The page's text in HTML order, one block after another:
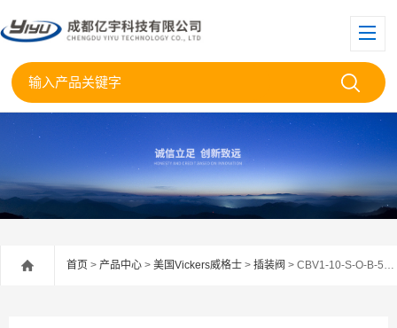
首页 > 产品中心 > 美国Vickers威格士 > 插装阀 > CBV1-10-S-O-B-50/美国伊顿威格士插装平衡阀CBV1-10-S现货